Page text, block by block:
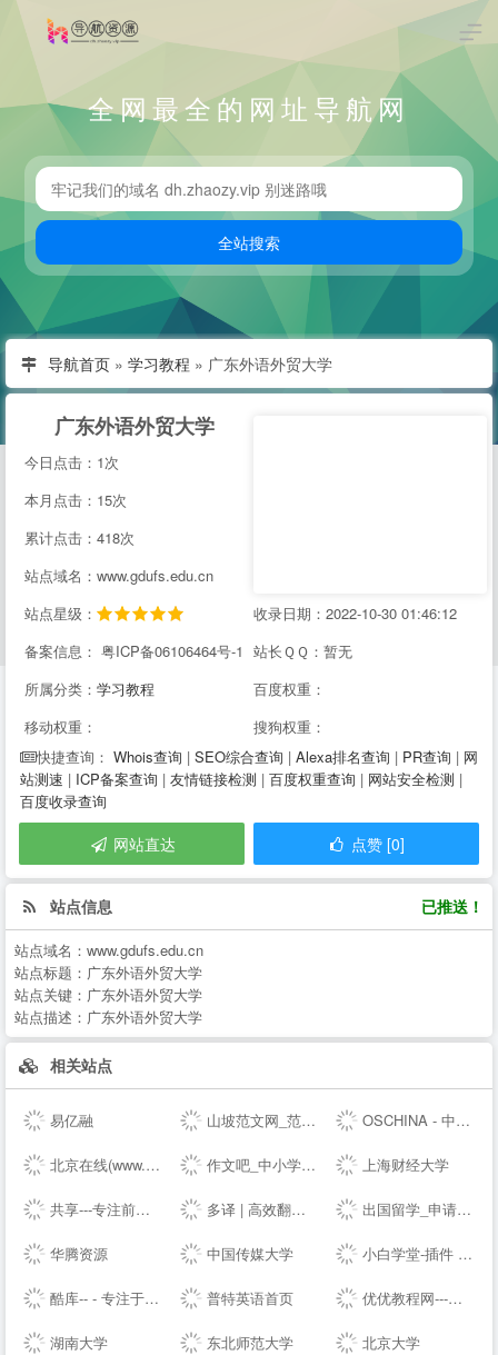
全网最全的网址导航网
导航首页 » 学习教程 » 广东外语外贸大学
广东外语外贸大学
今日点击：1次
本月点击：15次
累计点击：418次
站点域名：www.gdufs.edu.cn
站点星级：
收录日期：2022-10-30 01:46:12
备案信息： 粤ICP备06106464号-1 站长ＱＱ：暂无
所属分类： 学习教程
百度权重：
移动权重：
搜狗权重：
快捷查询： Whois查询 | SEO综合查询 | Alexa排名查询 | PR查询 | 网
站测速 | ICP备案查询 | 友情链接检测 | 百度权重查询 | 网站安全检测 |
百度收录查询
网站直达 点赞 [0]
站点信息 已推送！
站点域名： www.gdufs.edu.cn
站点标题： 广东外语外贸大学
站点关键： 广东外语外贸大学
站点描述： 广东外语外贸大学
相关站点
易亿融 山坡范文网_范文_免费范文_工作总结 OSCHINA - 中文开源技术交流社区
北京在线(www.bjol.com.cn) - 东方在线-北京城市网-北京之窗-北京城市--,www.bjol.com.cn 作文吧_中小学生作文网_优秀作文大全 上海财经大学
共享---专注前端行业精选-分享最具有价值的内容-鹏仔先生的-- 多译 | 高效翻译必备工具 - 免费文档在线翻译 百度 谷歌 有道 翻译 出国留学_申请留学指导_专业的留学咨询中介-启德教育
华腾资源 中国传媒大学 小白学堂-插件 资源 Idea 破解码 激活码 idea激活码 程序员
酷库-- - 专注于资源分享的blog 普特英语首页 优优教程网---免费自学软件就上优优网-PS,AI,C4D,AE,UI,Sketch,平面,海报等原创免费教程在线学习-UiiiUiii--
湖南大学 东北师范大学 北京大学